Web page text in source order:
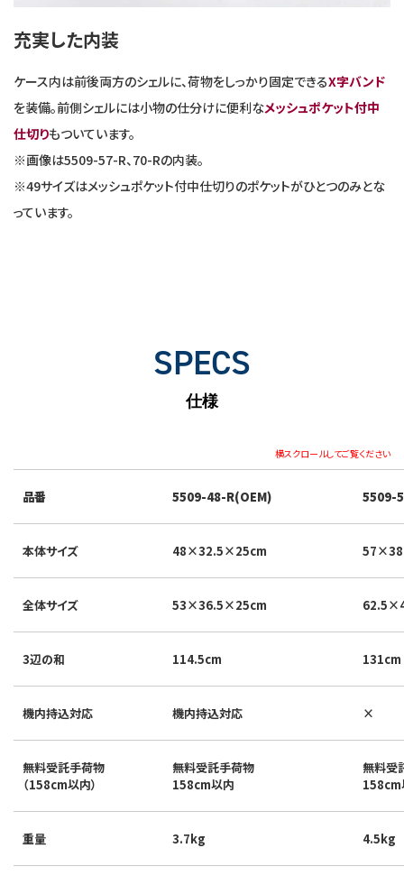
充実した内装
ケース内は前後両方のシェルに、荷物をしっかり固定できるX字バンド
を装備。前側シェルには小物の仕分けに便利なメッシュポケット付中
仕切りもついています。
※画像は5509-57-R、70-Rの内装。
※49サイズはメッシュポケット付中仕切りのポケットがひとつのみとな
っています。
SPECS
仕様
横スクロールしてご覧ください
品番 5509-48-R(OEM) 5509-
本体サイズ 48×32.5×25cm
全体サイズ 53×36.5×25cm
3辺の和 114.5cm 131cm
機内持込対応 機内持込対応 ×
無料受託手荷物
（158cm以内）
無料受託手荷物
158cm以内
無料受
158cm
重量 3.7kg 4.5kg